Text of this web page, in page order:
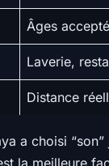
Âges
Laverie,
Distance
a choisi